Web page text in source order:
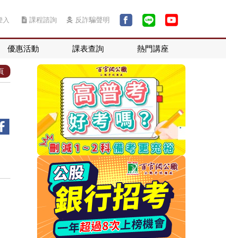
入 課程諮詢 反詐騙聲明
優惠活動 課表查詢 熱門講座